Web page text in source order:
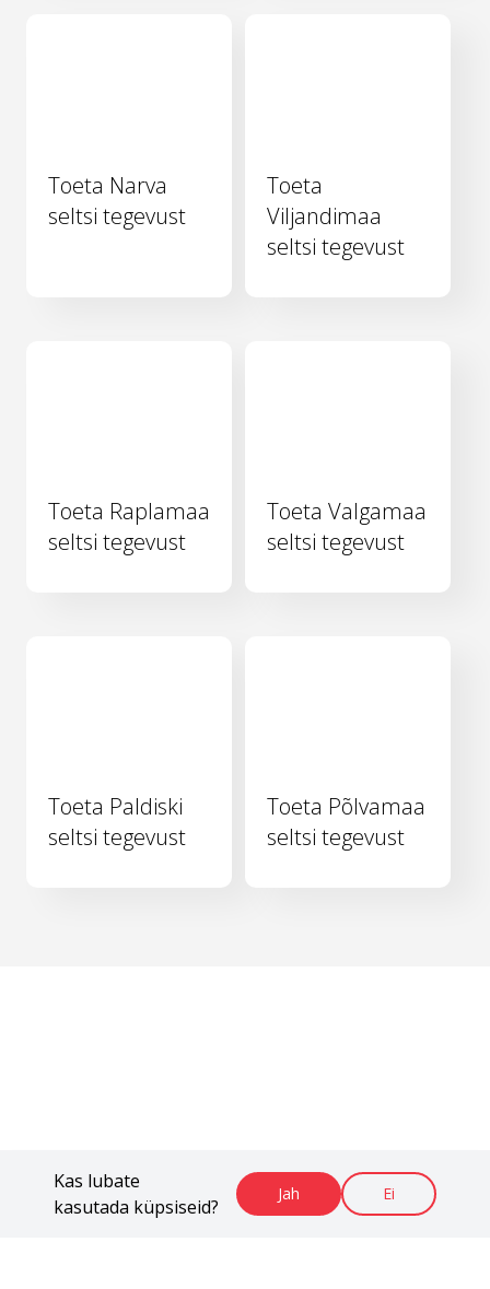
Kas lubate
kasutada küpsiseid?
Jah Ei
Toeta Narva
seltsi tegevust
Toeta
Viljandimaa
seltsi tegevust
Toeta Raplamaa
seltsi tegevust
Toeta Valgamaa
seltsi tegevust
Toeta Paldiski
seltsi tegevust
Toeta Põlvamaa
seltsi tegevust